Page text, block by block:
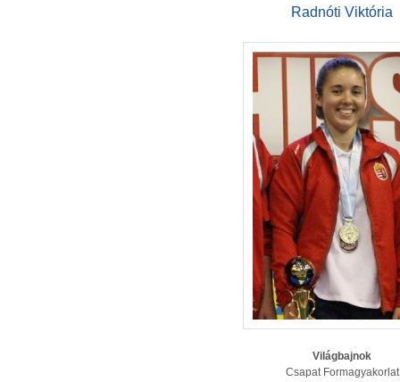
Radnóti Viktória
Világbajnok
Csapat Formagyakorlat